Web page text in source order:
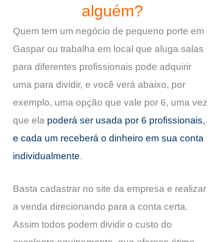
alguém?
Quem tem um negócio de pequeno porte em
Gaspar ou trabalha em local que aluga salas
para diferentes profissionais pode adquirir
uma para dividir, e você verá abaixo, por
exemplo, uma opção que vale por 6, uma vez
que ela poderá ser usada por 6 profissionais,
e cada um receberá o dinheiro em sua conta
individualmente.
Basta cadastrar no site da empresa e realizar
a venda direcionando para a conta certa.
Assim todos podem dividir o custo do